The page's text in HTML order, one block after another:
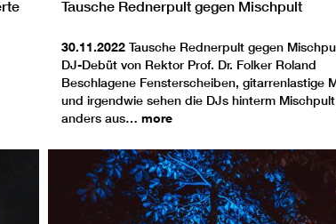
Tausche Rednerpult gegen Mischpult
30.11.2022Tausche Rednerpult gegen
DJ-Debüt von Rektor Prof. Dr. Folker Roland
Beschlagene Fensterscheiben, gitarrenlastige
und irgendwie sehen die DJs hinterm
anders aus…more